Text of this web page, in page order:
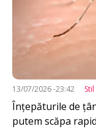
13/07/2026 -23:42 Stil
Înțepăturile de
putem scăpa